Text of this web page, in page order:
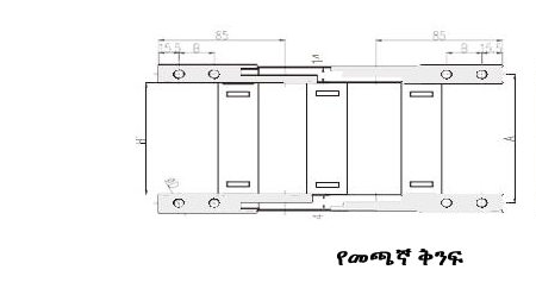
የመጫኛ ቅንፍ